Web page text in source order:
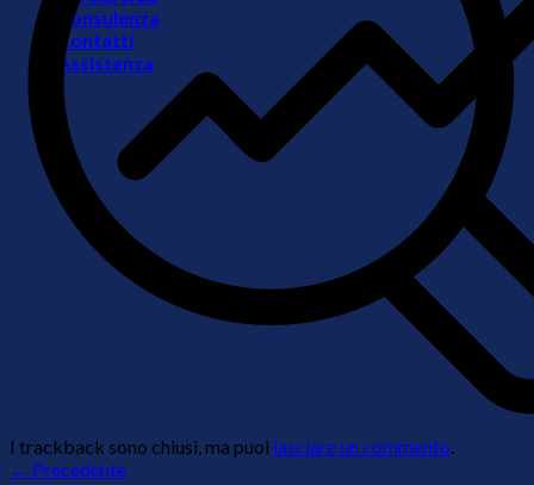
Consulenza
Contatti
Assistenza
I trackback sono chiusi, ma puoi lasciare un commento.
← Precedente